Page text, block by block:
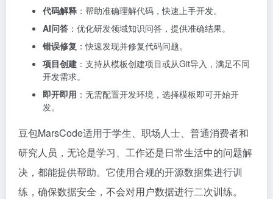
代码解释 ：帮助准确理解代码，快速上手开发。
AI问答 ：优化研发领域知识问答，提供准确结果。
错误修复 ：快速发现并修复代码问题。
项目创建 ：支持从模板创建项目或从Git导入，满足不同
开发需求。
即开即用 ：无需配置开发环境，选择模板即可开始开
发。
豆包MarsCode适用于学生、职场人士、普通消费者和
研究人员，无论是学习、工作还是日常生活中的问题解
决，都能提供帮助。它使用合规的开源数据集进行训
练，确保数据安全，不会对用户数据进行二次训练。